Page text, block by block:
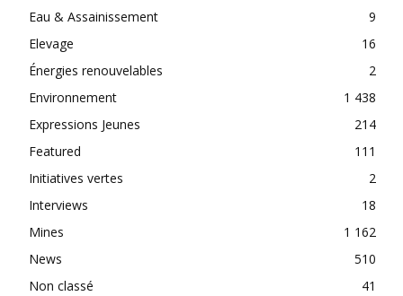
Eau & Assainissement
9
Elevage
16
Énergies renouvelables
2
Environnement
1 438
Expressions Jeunes
214
Featured
111
Initiatives vertes
2
Interviews
18
Mines
1 162
News
510
Non classé
41